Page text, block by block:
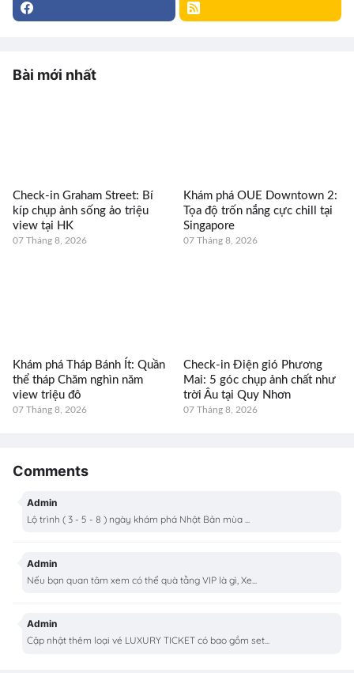
Bài mới nhất
Check-in Graham Street: Bí
kíp chụp ảnh sống ảo triệu
view tại HK
07 Tháng 8, 2026
Khám phá OUE Downtown 2:
Tọa độ trốn nắng cực chill tại
Singapore
07 Tháng 8, 2026
Khám phá Tháp Bánh Ít: Quần
thể tháp Chăm nghìn năm
view triệu đô
07 Tháng 8, 2026
Check-in Điện gió Phương
Mai: 5 góc chụp ảnh chất như
trời Âu tại Quy Nhơn
07 Tháng 8, 2026
Comments
Admin
Lộ trình ( 3 - 5 - 8 ) ngày khám phá Nhật Bản mùa ...
Admin
Nếu bạn quan tâm xem có thể quà tằng VIP là gì, Xe...
Admin
Cập nhật thêm loại vé LUXURY TICKET có bao gồm set...